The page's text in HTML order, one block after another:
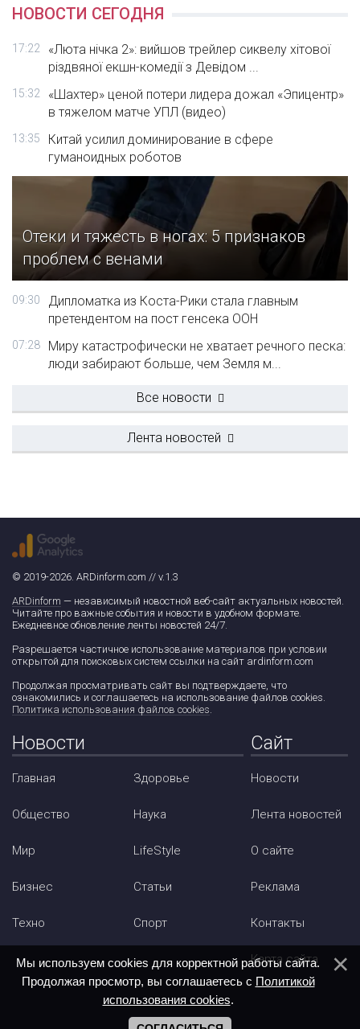
НОВОСТИ СЕГОДНЯ
17:22
«Люта нічка 2»: вийшов трейлер сиквелу хітової
різдвяної екшн-комедії з Девідом ...
15:32
«Шахтер» ценой потери лидера дожал «Эпицентр»
в тяжелом матче УПЛ (видео)
13:35
Китай усилил доминирование в сфере
гуманоидных роботов
Отеки и тяжесть в ногах: 5 признаков
проблем с венами
09:30
Дипломатка из Коста-Рики стала главным
претендентом на пост генсека ООН
07:28
Миру катастрофически не хватает речного песка:
люди забирают больше, чем Земля м...
Все новости
Лента новостей
© 2019-2026. ARDinform.com // v.1.3
ARDinform — независимый новостной веб-сайт актуальных новостей.
Читайте про важные события и новости в удобном формате.
Ежедневное обновление ленты новостей 24/7.
Разрешается частичное использование материалов при условии
открытой для поисковых систем ссылки на сайт ardinform.com
Продолжая просматривать сайт вы подтверждаете, что
ознакомились и соглашаетесь на использование файлов cookies.
Политика использования файлов cookies.
Новости
Главная
Общество
Мир
Бизнес
Техно
Здоровье
Наука
LifeStyle
Статьи
Спорт
Сайт
Новости
Лента новостей
О сайте
Реклама
Контакты
Карта сайта
Мы используем cookies для корректной работы сайта.
Продолжая просмотр, вы соглашаетесь с Политикой
использования cookies.